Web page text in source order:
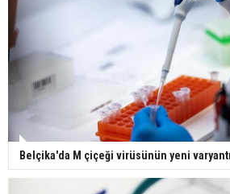
Belçika'da M çiçeği virüsünün yeni